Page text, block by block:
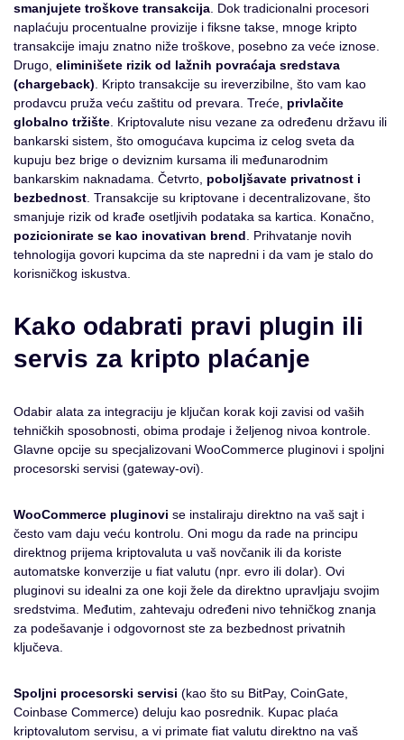
smanjujete troškove transakcija . Dok tradicionalni procesori
naplaćuju procentualne provizije i fiksne takse, mnoge kripto
transakcije imaju znatno niže troškove, posebno za veće iznose.
Drugo, eliminišete rizik od lažnih povraćaja sredstava
(chargeback) . Kripto transakcije su ireverzibilne, što vam kao
prodavcu pruža veću zaštitu od prevara. Treće, privlačite
globalno tržište . Kriptovalute nisu vezane za određenu državu ili
bankarski sistem, što omogućava kupcima iz celog sveta da
kupuju bez brige o deviznim kursama ili međunarodnim
bankarskim naknadama. Četvrto, poboljšavate privatnost i
bezbednost . Transakcije su kriptovane i decentralizovane, što
smanjuje rizik od krađe osetljivih podataka sa kartica. Konačno,
pozicionirate se kao inovativan brend . Prihvatanje novih
tehnologija govori kupcima da ste napredni i da vam je stalo do
korisničkog iskustva.
Kako odabrati pravi plugin ili
servis za kripto plaćanje
Odabir alata za integraciju je ključan korak koji zavisi od vaših
tehničkih sposobnosti, obima prodaje i željenog nivoa kontrole.
Glavne opcije su specjalizovani WooCommerce pluginovi i spoljni
procesorski servisi (gateway-ovi).
WooCommerce pluginovi se instaliraju direktno na vaš sajt i
često vam daju veću kontrolu. Oni mogu da rade na principu
direktnog prijema kriptovaluta u vaš novčanik ili da koriste
automatske konverzije u fiat valutu (npr. evro ili dolar). Ovi
pluginovi su idealni za one koji žele da direktno upravljaju svojim
sredstvima. Međutim, zahtevaju određeni nivo tehničkog znanja
za podešavanje i odgovornost ste za bezbednost privatnih
ključeva.
Spoljni procesorski servisi (kao što su BitPay, CoinGate,
Coinbase Commerce) deluju kao posrednik. Kupac plaća
kriptovalutom servisu, a vi primate fiat valutu direktno na vaš